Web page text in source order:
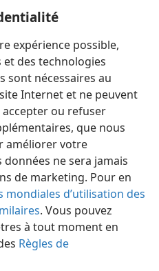
expérience possible,
des technologies
sont nécessaires au
Internet et ne peuvent
ou refuser
que nous
améliorer votre
données ne sera jamais
de marketing. Pour en
mondiales d’utilisation des
. Vous pouvez
à tout moment en
Règles de
devinrent ses épouses
femme de David,
à Palti+fils de Laïsh,
Préférences
and Tract Society of Pennsylvania
Règles de confidentialité
JW.ORG Se connecter